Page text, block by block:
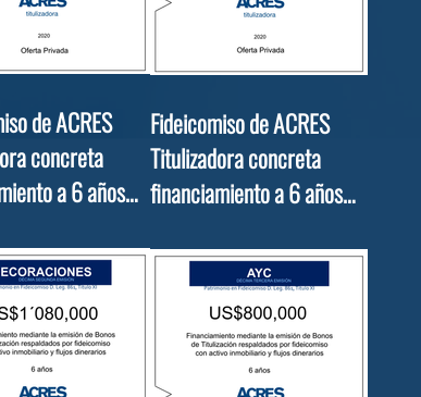
de ACRES
concreta
a 6 años
Fideicomiso de ACRES
Titulizadora concreta
financiamiento a 6 años